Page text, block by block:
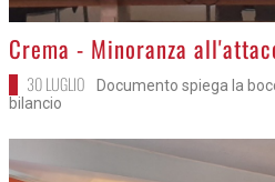
>
Crema - Minoranza
30 LUGLIO
Documento spiega la
bilancio